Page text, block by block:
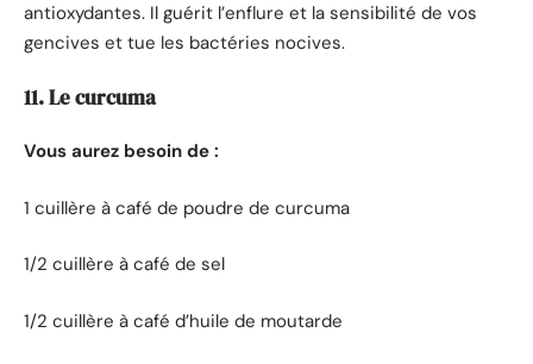
antioxydantes. Il guérit l’enflure et la sensibilité de vos
gencives et tue les bactéries nocives.
11. Le curcuma
Vous aurez besoin de :
1 cuillère à café de poudre de curcuma
1/2 cuillère à café de sel
1/2 cuillère à café d’huile de moutarde